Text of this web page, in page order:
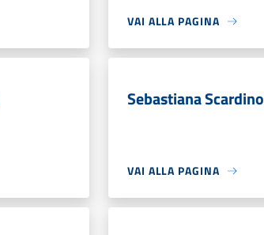
VAI ALLA PAGINA
Sebastiana Scardino
VAI ALLA PAGINA